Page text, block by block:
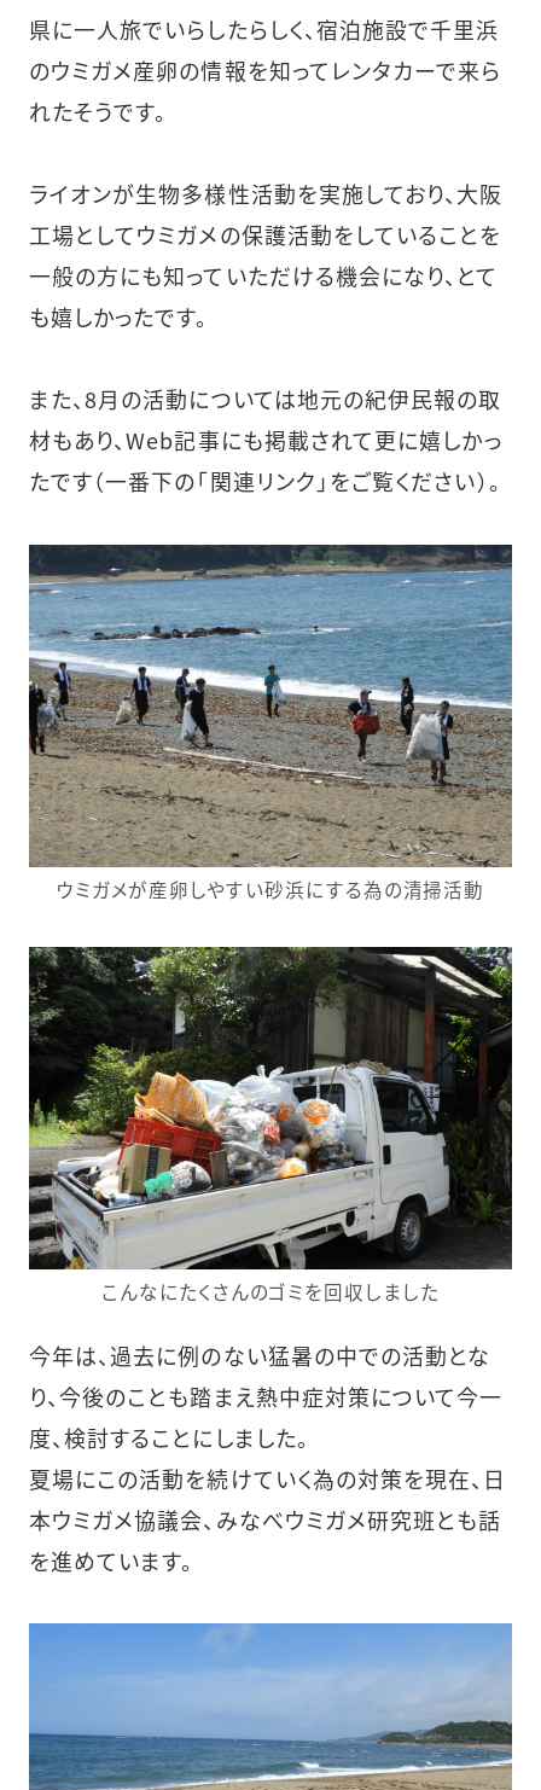
県に一人旅でいらしたらしく、宿泊施設で千里浜
のウミガメ産卵の情報を知ってレンタカーで来ら
れたそうです。
ライオンが生物多様性活動を実施しており、大阪
工場としてウミガメの保護活動をしていることを
一般の方にも知っていただける機会になり、とて
も嬉しかったです。
また、8月の活動については地元の紀伊民報の取
材もあり、Web記事にも掲載されて更に嬉しかっ
たです（一番下の「関連リンク」をご覧ください）。
ウミガメが産卵しやすい砂浜にする為の清掃活動
こんなにたくさんのゴミを回収しました
今年は、過去に例のない猛暑の中での活動とな
り、今後のことも踏まえ熱中症対策について今一
度、検討することにしました。
夏場にこの活動を続けていく為の対策を現在、日
本ウミガメ協議会、みなべウミガメ研究班とも話
を進めています。